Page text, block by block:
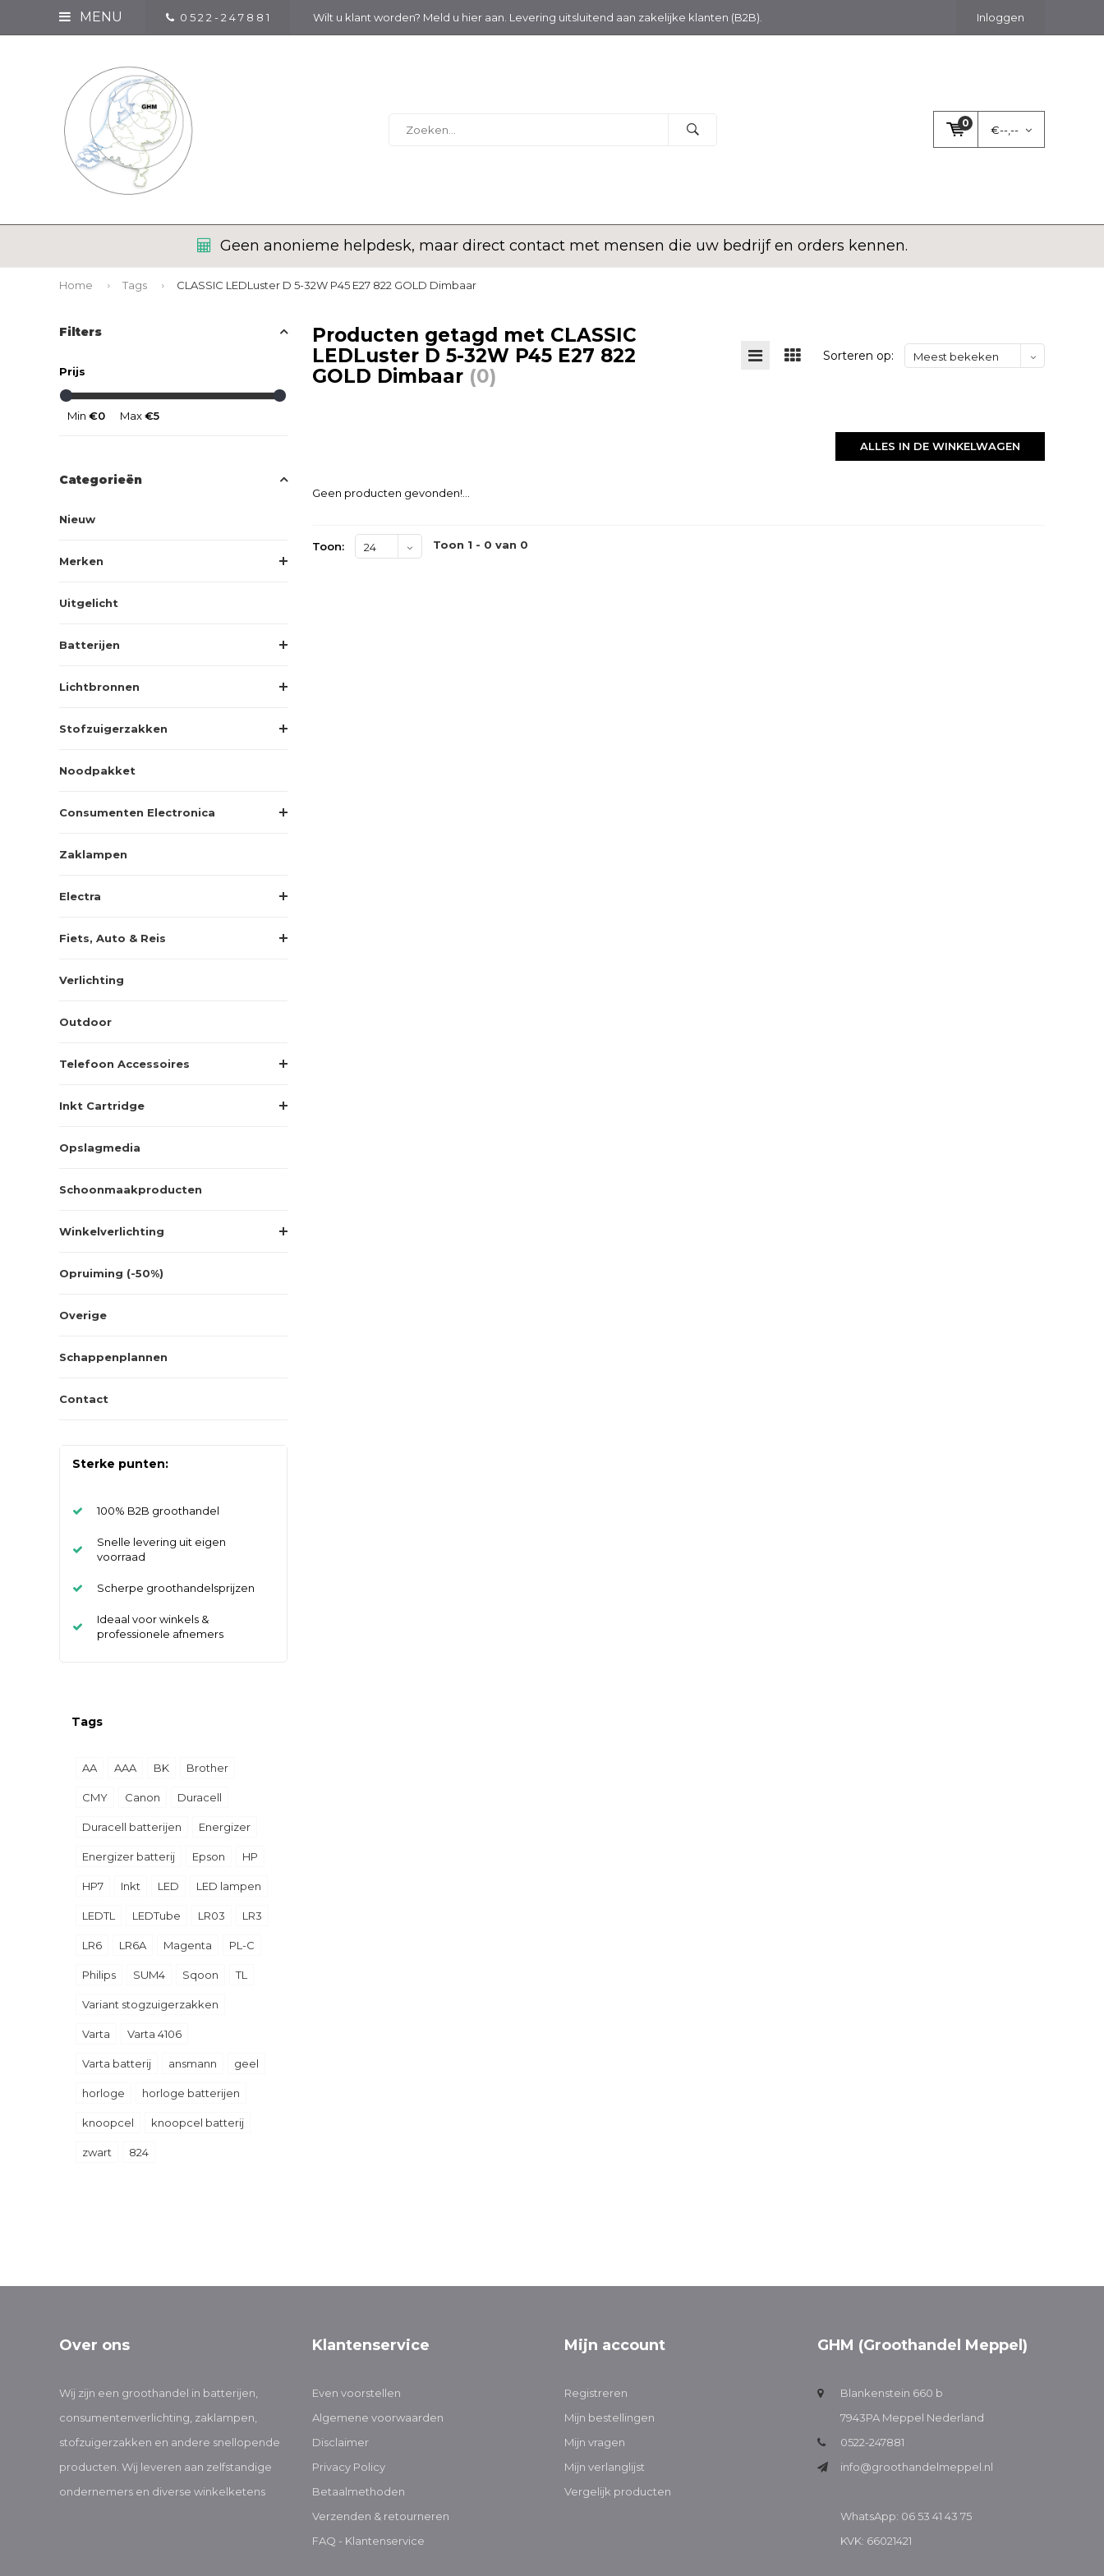
MENU 0 5 2 2 - 2 4 7 8 8 1 Wilt u klant worden? Meld u hier aan. Levering uitsluitend aan zakelijke klanten (B2B). Inloggen
0
€--,--
Geen anonieme helpdesk, maar direct contact met mensen die uw bedrijf en orders kennen.
Home Tags CLASSIC LEDLuster D 5-32W P45 E27 822 GOLD Dimbaar
Filters
Prijs
Min €0 Max€5
Categorieën
Nieuw
Merken
Uitgelicht
Batterijen
Lichtbronnen
Stofzuigerzakken
Noodpakket
Consumenten Electronica
Zaklampen
Electra
Fiets, Auto & Reis
Verlichting
Outdoor
Telefoon Accessoires
Inkt Cartridge
Opslagmedia
Schoonmaakproducten
Winkelverlichting
Opruiming (-50%)
Overige
Schappenplannen
Contact
Sterke punten:
100% B2B groothandel
Snelle levering uit eigen
voorraad
Scherpe groothandelsprijzen
Ideaal voor winkels &
professionele afnemers
Tags
AA AAA BK Brother
CMY Canon Duracell
Duracell batterijen Energizer
Energizer batterij Epson HP
HP7 Inkt LED LED lampen
LEDTL LEDTube LR03 LR3
LR6 LR6A Magenta PL-C
Philips SUM4 Sqoon TL
Variant stogzuigerzakken
Varta Varta 4106
Varta batterij ansmann geel
horloge horloge batterijen
knoopcel knoopcel batterij
zwart 824
Producten getagd met CLASSIC
LEDLuster D 5-32W P45 E27 822
GOLD Dimbaar (0)
Sorteren op: Meest bekeken
ALLES IN DE WINKELWAGEN
Geen producten gevonden!...
Toon: 24 Toon 1 - 0 van 0
Over ons
Wij zijn een groothandel in batterijen,
consumentenverlichting, zaklampen,
stofzuigerzakken en andere snellopende
producten. Wij leveren aan zelfstandige
ondernemers en diverse winkelketens
Klantenservice
Even voorstellen
Algemene voorwaarden
Disclaimer
Privacy Policy
Betaalmethoden
Verzenden & retourneren
FAQ - Klantenservice
Mijn account
Registreren
Mijn bestellingen
Mijn vragen
Mijn verlanglijst
Vergelijk producten
GHM (Groothandel Meppel)
Blankenstein 660 b
7943PA Meppel Nederland
0522-247881
info@groothandelmeppel.nl
WhatsApp: 06 53 41 43 75
KVK: 66021421